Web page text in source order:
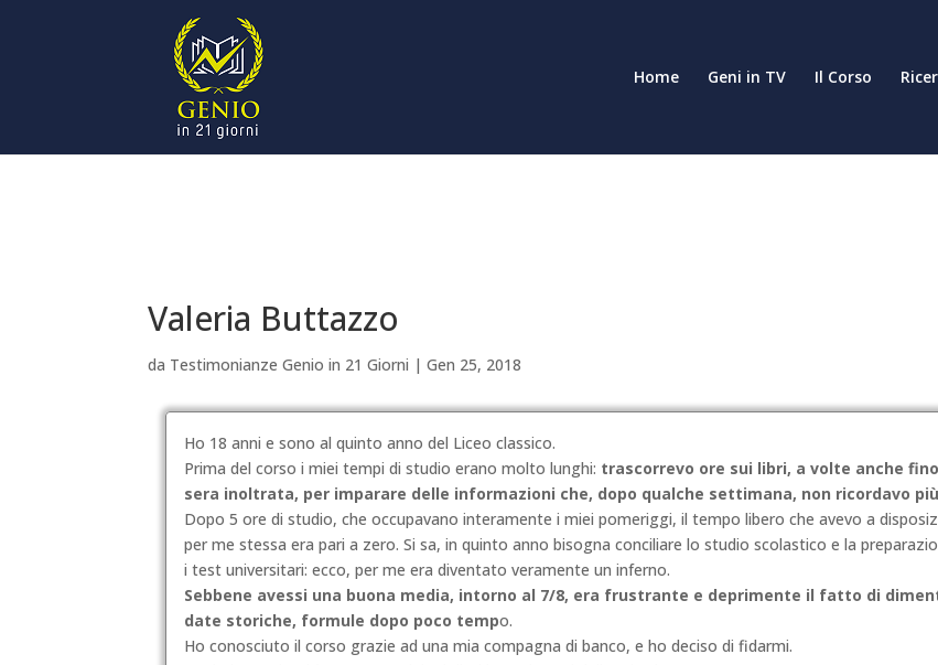
Home Geni in TV Il Corso
Valeria Buttazzo
da Testimonianze Genio in 21 Giorni |Gen 25, 2018
Ho 18 anni e sono al quinto anno del Liceo classico.
Prima del corso i miei tempi di studio erano molto lunghi: trascorrevo ore sui libri, a volte anche
sera inoltrata, per imparare delle informazioni che, dopo qualche settimana, non ricordavo
Dopo 5 ore di studio, che occupavano interamente i miei pomeriggi, il tempo libero che avevo a
per me stessa era pari a zero. Si sa, in quinto anno bisogna conciliare lo studio scolastico e la
i test universitari: ecco, per me era diventato veramente un inferno.
Sebbene avessi una buona media, intorno al 7/8, era frustrante e deprimente il fatto di
date storiche, formule dopo poco tempo.
Ho conosciuto il corso grazie ad una mia compagna di banco, e ho deciso di fidarmi.